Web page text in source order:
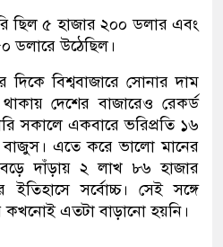
ছিল ৫ হাজার ২০০ ডলার এবং
ডলারে উঠেছিল।
বিশ্ববাজারে সোনার দাম
দেশের বাজারেও রেকর্ড
সকালে একবারে ভরিপ্রতি ১৬
বাজুস। এতে করে ভালো মানের
দাঁড়ায় ২ লাখ ৮৬ হাজার
সর্বোচ্চ। সেই সঙ্গে
এতটা বাড়ানো হয়নি।